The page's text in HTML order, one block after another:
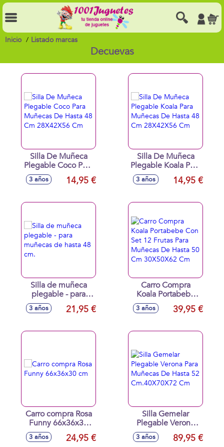
Inicio Listado marcas
Decuevas
Silla De Muñeca
Plegable Coco Para
Muñecas De Hasta
48 Cm 28X42X56
3 años 14,95 €
Silla De Muñeca
Plegable Koala Para
Muñecas De Hasta
48 Cm 28X42X56
3 años 14,95 €
Silla de muñeca
plegable - para
muñecas de hasta
48 cm.
3 años 21,95 €
Carro Compra
Koala Portabebe
Con Set 12 Frutas
Para Muñecas De
30X50X62 Cm
3 años 39,95 €
Carro compra Rosa
Funny 66x36x30
3 años 24,95 €
Silla Gemelar
Plegable Verona
Para Muñecas De
Hasta 52
3 años 89,95 €